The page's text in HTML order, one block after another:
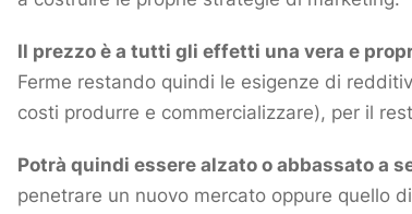
Il prezzo è a tutti gli effetti una vera e
Ferme restando quindi le esigenze di
costi produrre e commercializzare), per il
Potrà quindi essere alzato o abbassato a
penetrare un nuovo mercato oppure quello